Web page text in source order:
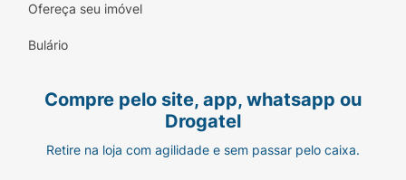
Ofereça seu imóvel
Bulário
Compre pelo site, app, whatsapp ou
Drogatel
Retire na loja com agilidade e sem passar pelo caixa.